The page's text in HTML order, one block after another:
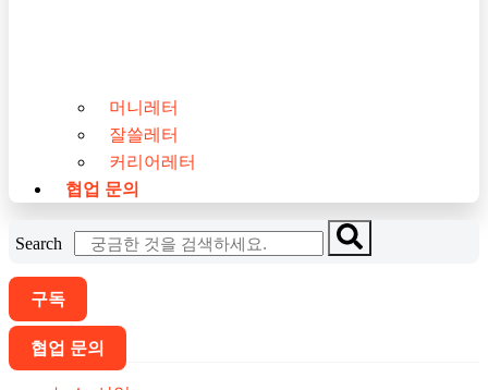
머니레터
잘쓸레터
커리어레터
협업 문의
Search
구독
협업 문의